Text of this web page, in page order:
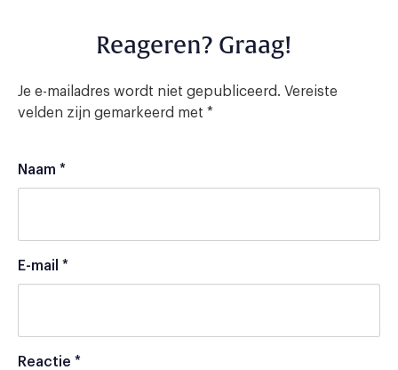
Reageren? Graag!
Je e-mailadres wordt niet gepubliceerd. Vereiste
velden zijn gemarkeerd met *
Naam *
E-mail *
Reactie *